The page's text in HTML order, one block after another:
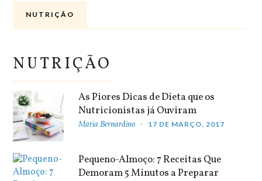
NUTRIÇÃO
NUTRIÇÃO
As Piores Dicas de Dieta que os
Nutricionistas já Ouviram
Maria Bernardino 17 DE MARÇO, 2017
Pequeno-Almoço: 7 Receitas Que
Demoram 5 Minutos a Preparar